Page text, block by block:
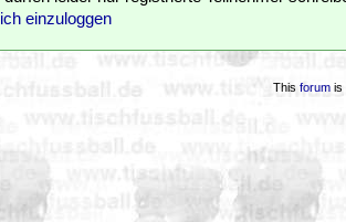
einzuloggen
This forumis